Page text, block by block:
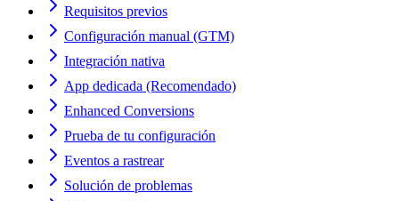
Requisitos previos
Configuración manual (GTM)
Integración nativa
App dedicada (Recomendado)
Enhanced Conversions
Prueba de tu configuración
Eventos a rastrear
Solución de problemas